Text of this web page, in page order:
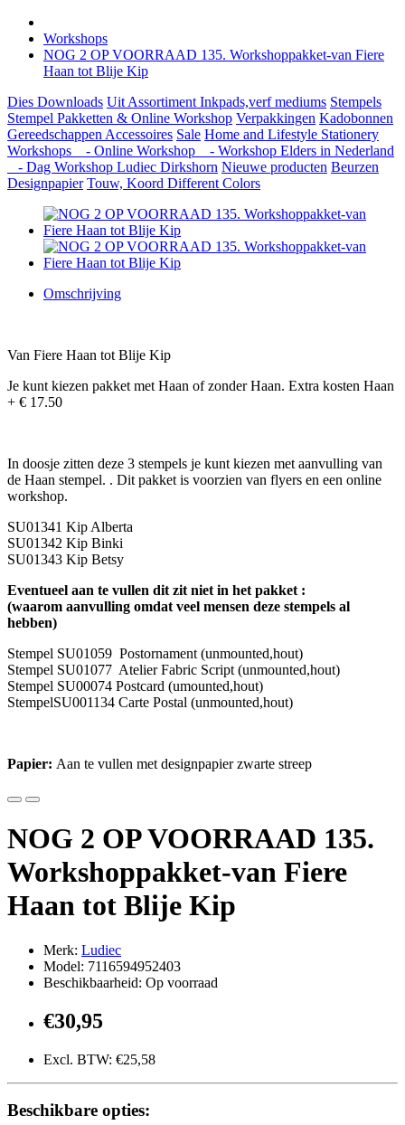
Workshops
NOG 2 OP VOORRAAD 135. Workshoppakket-van Fiere
Haan tot Blije Kip
Dies Downloads Uit Assortiment Inkpads,verf mediums Stempels
Stempel Pakketten & Online Workshop Verpakkingen Kadobonnen
Gereedschappen Accessoires Sale Home and Lifestyle Stationery
Workshops
- Online Workshop
- Workshop Elders in Nederland
- Dag Workshop Ludiec Dirkshorn Nieuwe producten Beurzen
Designpapier Touw, Koord Different Colors
Omschrijving
Van Fiere Haan tot Blije Kip
Je kunt kiezen pakket met Haan of zonder Haan. Extra kosten Haan
+ € 17.50
In doosje zitten deze 3 stempels je kunt kiezen met aanvulling van
de Haan stempel. . Dit pakket is voorzien van flyers en een online
workshop.
SU01341 Kip Alberta
SU01342 Kip Binki
SU01343 Kip Betsy
Eventueel aan te vullen dit zit niet in het pakket :
(waarom aanvulling omdat veel mensen deze stempels al
hebben)
Stempel SU01059 Postornament (unmounted,hout)
Stempel SU01077 Atelier Fabric Script (unmounted,hout)
Stempel SU00074 Postcard (umounted,hout)
StempelSU001134 Carte Postal (unmounted,hout)
Papier: Aan te vullen met designpapier zwarte streep
NOG 2 OP VOORRAAD 135.
Workshoppakket-van Fiere
Haan tot Blije Kip
Merk: Ludiec
Model: 7116594952403
Beschikbaarheid: Op voorraad
€30,95
Excl. BTW: €25,58
Beschikbare opties: